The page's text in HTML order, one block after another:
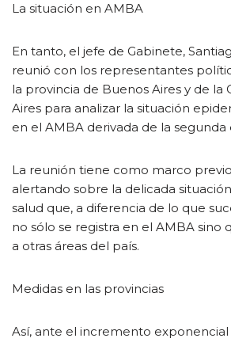
La situación en AMBA
En tanto, el jefe de Gabinete,
reunió con los representantes
la provincia de Buenos Aires y de la
Aires para analizar la situación
en el AMBA derivada de la segunda
La reunión tiene como marco
alertando sobre la delicada
salud que, a diferencia de lo que
no sólo se registra en el AMBA sino
a otras áreas del país.
Medidas en las provincias
Así, ante el incremento